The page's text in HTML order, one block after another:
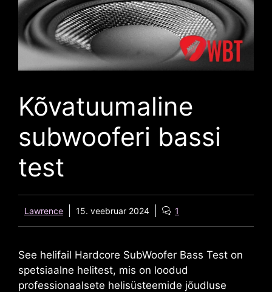
Kõvatuumaline
subwooferi bassi
test
Lawrence 15. veebruar 2024 1
See helifail Hardcore SubWoofer Bass Test on
spetsiaalne helitest, mis on loodud
professionaalsete helisüsteemide jõudluse